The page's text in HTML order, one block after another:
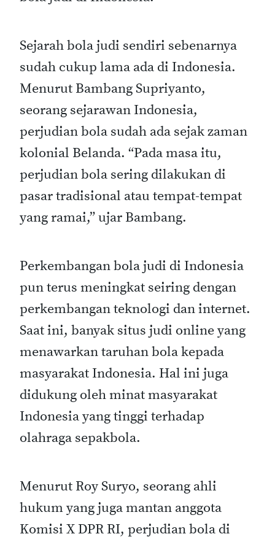
Sejarah bola judi sendiri sebenarnya
sudah cukup lama ada di Indonesia.
Menurut Bambang Supriyanto,
seorang sejarawan Indonesia,
perjudian bola sudah ada sejak zaman
kolonial Belanda. “Pada masa itu,
perjudian bola sering dilakukan di
pasar tradisional atau tempat-tempat
yang ramai,” ujar Bambang.
Perkembangan bola judi di Indonesia
pun terus meningkat seiring dengan
perkembangan teknologi dan internet.
Saat ini, banyak situs judi online yang
menawarkan taruhan bola kepada
masyarakat Indonesia. Hal ini juga
didukung oleh minat masyarakat
Indonesia yang tinggi terhadap
olahraga sepakbola.
Menurut Roy Suryo, seorang ahli
hukum yang juga mantan anggota
Komisi X DPR RI, perjudian bola di